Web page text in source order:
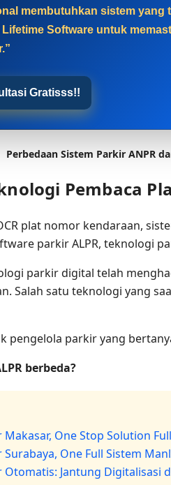
membutuhkan sistem yang
Lifetime Software untuk
Gratisss!!
Perbedaan Sistem Parkir ANPR
Pembaca
parkir digital telah
Salah satu teknologi yang
pengelola parkir yang
berbeda?
Makasar, One Stop Solution
One Full Sistem
Otomatis: Jantung Digitalisasi